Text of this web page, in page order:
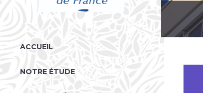
ACCUEIL
NOTRE ÉTUDE
V